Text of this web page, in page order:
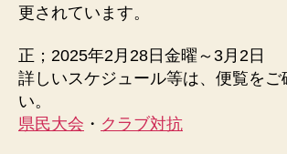
更されています。
正；2025年2月28日金曜～3月2日
詳しいスケジュール等は、便覧をご
い。
県民大会 ・ クラブ対抗